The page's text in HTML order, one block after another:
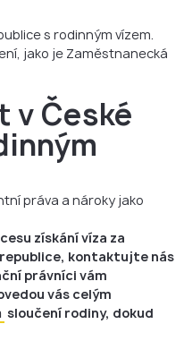
s rodinným vízem.
jako je Zaměstnanecká
v České
práva a nároky jako
získání víza za
kontaktujte nás
právníci vám
vás celým
sloučení rodiny, dokud